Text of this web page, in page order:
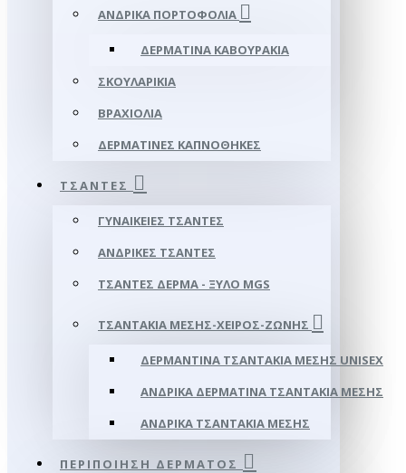
ΑΝΔΡΙΚΆ ΠΟΡΤΟΦΌΛΙΑ
ΔΕΡΜΆΤΙΝΑ ΚΑΒΟΥΡΆΚΙΑ
ΣΚΟΥΛΑΡΊΚΙΑ
ΒΡΑΧΙΌΛΙΑ
ΔΕΡΜΆΤΙΝΕΣ ΚΑΠΝΟΘΉΚΕΣ
ΤΣΆΝΤΕΣ
ΓΥΝΑΙΚΕΊΕΣ ΤΣΆΝΤΕΣ
ΑΝΔΡΙΚΈΣ ΤΣΆΝΤΕΣ
ΤΣΆΝΤΕΣ ΔΈΡΜΑ - ΞΎΛΟ MGS
ΤΣΑΝΤΆΚΙΑ ΜΈΣΗΣ-ΧΕΙΡΌΣ-ΖΏΝΗΣ
ΔΕΡΜΆΝΤΙΝΑ ΤΣΑΝΤΆΚΙΑ ΜΈΣΗΣ UNISEX
ΑΝΔΡΙΚΆ ΔΕΡΜΆΤΙΝΑ ΤΣΑΝΤΆΚΙΑ ΜΈΣΗΣ
ΑΝΔΡΙΚΆ ΤΣΑΝΤΆΚΙΑ ΜΈΣΗΣ
ΠΕΡΙΠΟΊΗΣΗ ΔΈΡΜΑΤΟΣ